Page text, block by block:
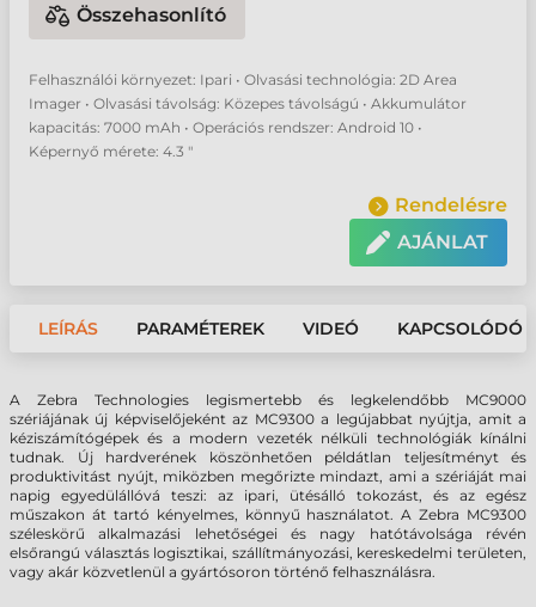
Összehasonlító
Felhasználói környezet: Ipari • Olvasási technológia: 2D Area
Imager • Olvasási távolság: Közepes távolságú • Akkumulátor
kapacitás: 7000 mAh • Operációs rendszer: Android 10 •
Képernyő mérete: 4.3 "
Rendelésre
AJÁNLAT
LEÍRÁS PARAMÉTEREK VIDEÓ KAPCSOLÓDÓ
A Zebra Technologies legismertebb és legkelendőbb MC9000
szériájának új képviselőjeként az MC9300 a legújabbat nyújtja, amit a
kéziszámítógépek és a modern vezeték nélküli technológiák kínálni
tudnak. Új hardverének köszönhetően példátlan teljesítményt és
produktivitást nyújt, miközben megőrizte mindazt, ami a szériáját mai
napig egyedülállóvá teszi: az ipari, ütésálló tokozást, és az egész
műszakon át tartó kényelmes, könnyű használatot. A Zebra MC9300
széleskörű alkalmazási lehetőségei és nagy hatótávolsága révén
elsőrangú választás logisztikai, szállítmányozási, kereskedelmi területen,
vagy akár közvetlenül a gyártósoron történő felhasználásra.